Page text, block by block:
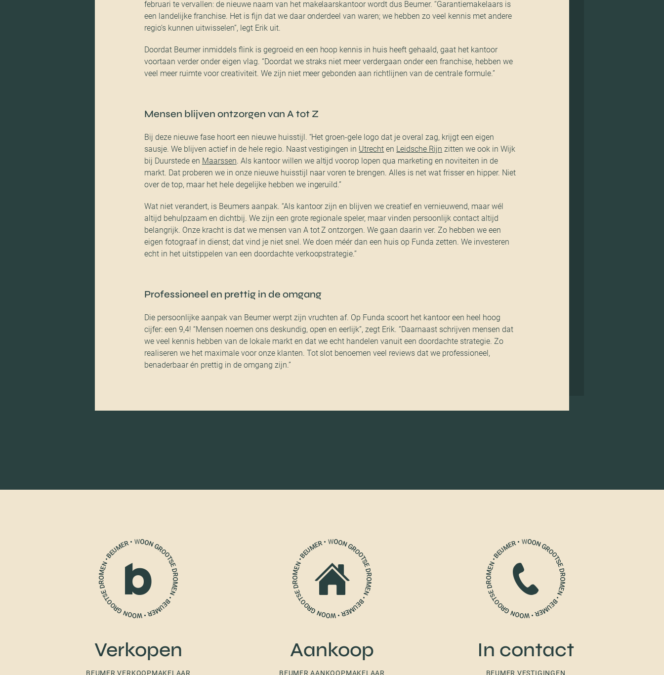
februari te vervallen: de nieuwe naam van het makelaarskantoor wordt dus Beumer. “Garantiemakelaars is
een landelijke franchise. Het is fijn dat we daar onderdeel van waren; we hebben zo veel kennis met andere
regio’s kunnen uitwisselen”, legt Erik uit.
Doordat Beumer inmiddels flink is gegroeid en een hoop kennis in huis heeft gehaald, gaat het kantoor
voortaan verder onder eigen vlag. “Doordat we straks niet meer verdergaan onder een franchise, hebben we
veel meer ruimte voor creativiteit. We zijn niet meer gebonden aan richtlijnen van de centrale formule.”
Mensen blijven ontzorgen van A tot Z
Bij deze nieuwe fase hoort een nieuwe huisstijl. “Het groen-gele logo dat je overal zag, krijgt een eigen
sausje. We blijven actief in de hele regio. Naast vestigingen in Utrecht en Leidsche Rijn zitten we ook in Wijk
bij Duurstede en Maarssen. Als kantoor willen we altijd voorop lopen qua marketing en noviteiten in de
markt. Dat proberen we in onze nieuwe huisstijl naar voren te brengen. Alles is net wat frisser en hipper. Niet
over de top, maar het hele degelijke hebben we ingeruild.”
Wat niet verandert, is Beumers aanpak. “Als kantoor zijn en blijven we creatief en vernieuwend, maar wél
altijd behulpzaam en dichtbij. We zijn een grote regionale speler, maar vinden persoonlijk contact altijd
belangrijk. Onze kracht is dat we mensen van A tot Z ontzorgen. We gaan daarin ver. Zo hebben we een
eigen fotograaf in dienst; dat vind je niet snel. We doen méér dan een huis op Funda zetten. We investeren
echt in het uitstippelen van een doordachte verkoopstrategie.”
Professioneel en prettig in de omgang
Die persoonlijke aanpak van Beumer werpt zijn vruchten af. Op Funda scoort het kantoor een heel hoog
cijfer: een 9,4! “Mensen noemen ons deskundig, open en eerlijk”, zegt Erik. “Daarnaast schrijven mensen dat
we veel kennis hebben van de lokale markt en dat we echt handelen vanuit een doordachte strategie. Zo
realiseren we het maximale voor onze klanten. Tot slot benoemen veel reviews dat we professioneel,
benaderbaar én prettig in de omgang zijn.”
Verkopen
BEUMER VERKOOPMAKELAAR
Aankoop
BEUMER AANKOOPMAKELAAR
In contact
BEUMER VESTIGINGEN